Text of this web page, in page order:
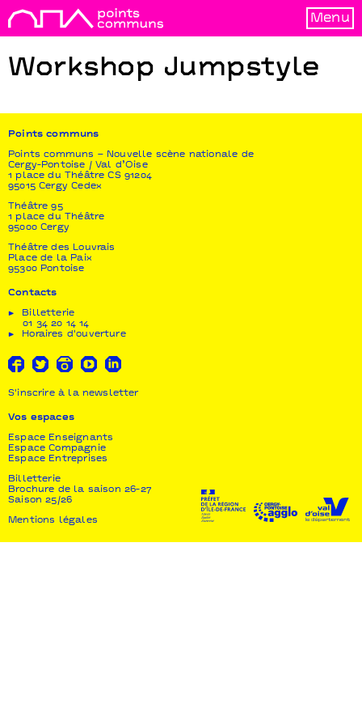
Menu
Workshop Jumpstyle
Points communs
Points communs – Nouvelle scène nationale de
Cergy-Pontoise / Val d’Oise
1 place du Théâtre CS 91204
95015 Cergy Cedex
Théâtre 95
1 place du Théâtre
95000 Cergy
Théâtre des Louvrais
Place de la Paix
95300 Pontoise
Contacts
Billetterie
01 34 20 14 14
Horaires d'ouverture
S'inscrire à la newsletter
Vos espaces
Espace Enseignants
Espace Compagnie
Espace Entreprises
Billetterie
Brochure de la saison 26-27
Saison 25/26
Mentions légales